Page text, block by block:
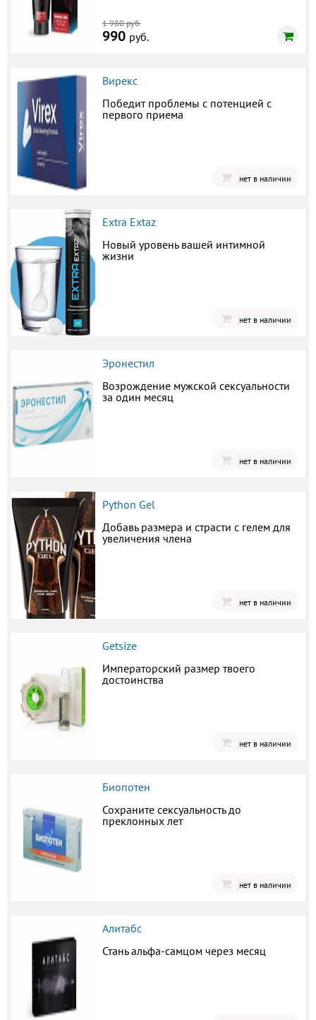
1 980 руб.
990 руб.
Вирекс
Победит проблемы с потенцией с
первого приема
нет в наличии
Extra Extaz
Новый уровень вашей интимной
жизни
нет в наличии
Эронестил
Возрождение мужской сексуальности
за один месяц
нет в наличии
Python Gel
Добавь размера и страсти с гелем для
увеличения члена
нет в наличии
Getsize
Императорский размер твоего
достоинства
нет в наличии
Биопотен
Сохраните сексуальность до
преклонных лет
нет в наличии
Алитабс
Стань альфа-самцом через месяц